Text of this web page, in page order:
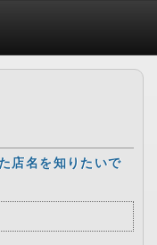
店名を知りたいで